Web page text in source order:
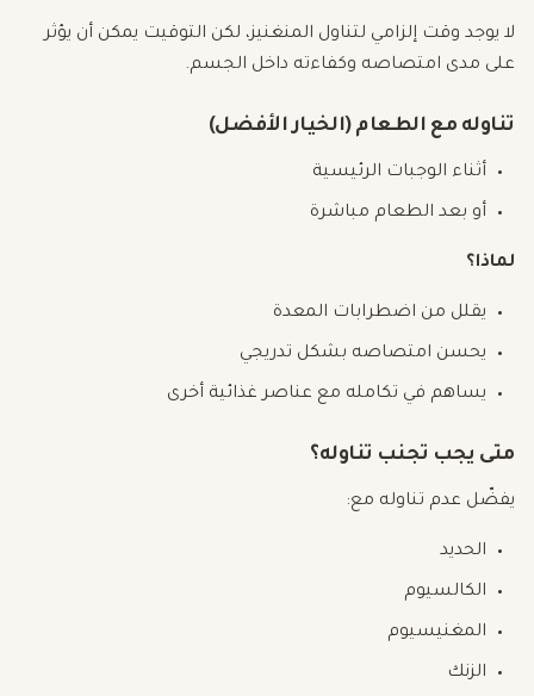
لا يوجد وقت إلزامي لتناول المنغنيز، لكن التوقيت يمكن أن يؤثر
على مدى امتصاصه وكفاءته داخل الجسم.
تناوله مع الطعام (الخيار الأفضل)
أثناء الوجبات الرئيسية
أو بعد الطعام مباشرة
لماذا؟
يقلل من اضطرابات المعدة
يحسن امتصاصه بشكل تدريجي
يساهم في تكامله مع عناصر غذائية أخرى
متى يجب تجنب تناوله؟
يفضّل عدم تناوله مع:
الحديد
الكالسيوم
المغنيسيوم
الزنك